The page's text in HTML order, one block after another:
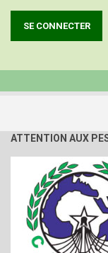
ATTENTION AUX